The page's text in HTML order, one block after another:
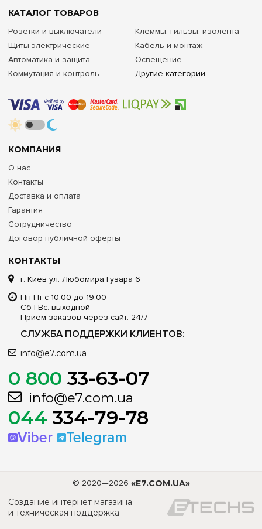
КОНТАКТЫ
г. Киев ул. Любомира Гузара 6
Пн-Пт с 10:00 до 19:00
Сб | Вс: выходной
Прием заказов через сайт: 24/7
СЛУЖБА ПОДДЕРЖКИ КЛИЕНТОВ:
info@e7.com.ua
0 800 33-63-07
info@e7.com.ua
044 334-79-78
Viber Telegram
КОМПАНИЯ
О нас
Контакты
Доставка и оплата
Гарантия
Сотрудничество
Договор публичной оферты
КАТАЛОГ ТОВАРОВ
Розетки и выключатели
Щиты электрические
Автоматика и защита
Коммутация и контроль
Клеммы, гильзы, изолента
Кабель и монтаж
Освещение
Другие категории
© 2020—2026 «E7.COM.UA»
Создание интернет магазина
и техническая поддержка